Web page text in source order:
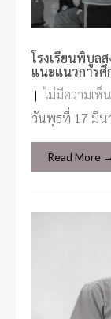
โรงเรียนพิบูล
แนะแนวการ
| ไม่มีความเห็น
วันพุธที่ 17 มีน
Read More →